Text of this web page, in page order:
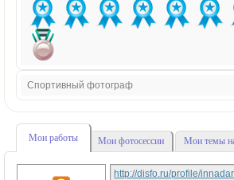
Спортивный фотограф
Мои работы Мои фотосессии Мои темы
http://disfo.ru/profile/